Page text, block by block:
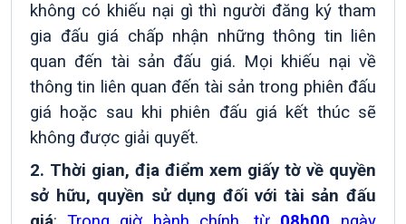
không có khiếu nại gì thì người đăng ký tham
gia đấu giá chấp nhận những thông tin liên
quan đến tài sản đấu giá. Mọi khiếu nại về
thông tin liên quan đến tài sản trong phiênđấu
giá hoặc sau khi phiên đấu giá kết thúc sẽ
không được giải quyết.
2. Thời gian, địa điểm xem giấy tờ về quyền
sở hữu, quyền sử dụng đối với tài sản đấu